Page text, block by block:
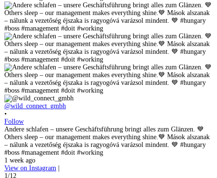
@wild_connect_gmbh
•
Follow
Andere schlafen – unsere Geschäftsführung bringt alles zum Glänzen. 💙
Others sleep – our management makes everything shine.💙 Mások alszanak
– nálunk a vezetőség éjszaka is ragyogóvá varázsol mindent. 💙 #hungary
#boss #management #doit #working
1 week ago
View on Instagram |
1/12